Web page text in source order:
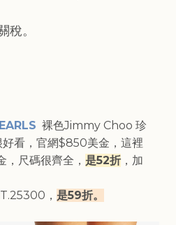
稅。
裸色Jimmy Choo 珍
看，官網$850美金，這裡
尺碼很齊全， 是52折 ，加
， 是59折。